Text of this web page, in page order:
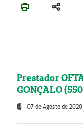
Prestador
GONÇALO
07 de Agosto de 2020